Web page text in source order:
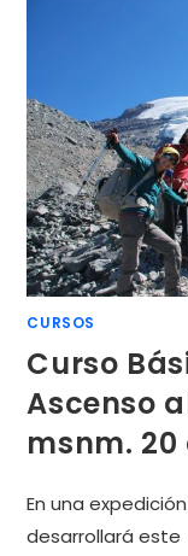
CURSOS
Curso
Ascenso
msnm. 20
En una
desarrollará